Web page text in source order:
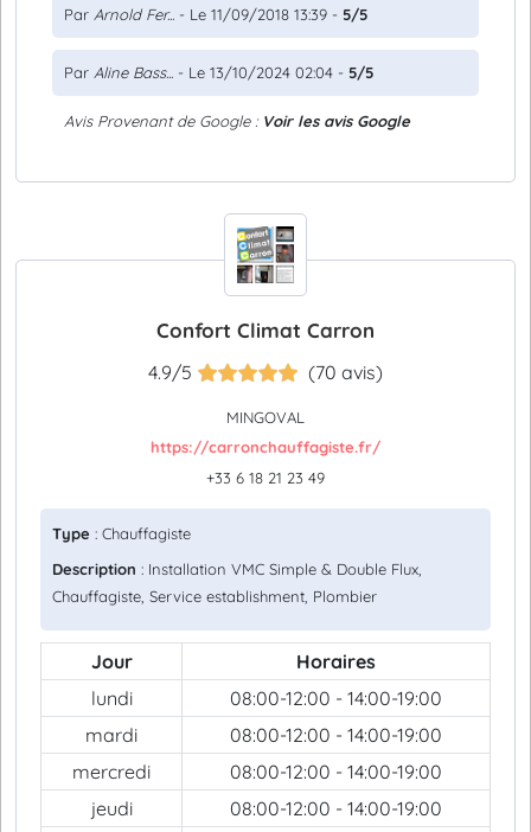
Par Arnold Fer... - Le 11/09/2018 13:39 - 5/5
Par Aline Bass... - Le 13/10/2024 02:04 - 5/5
Avis Provenant de Google : Voir les avis Google
Confort Climat Carron
4.9/5 (70 avis)
MINGOVAL
https://carronchauffagiste.fr/
+33 6 18 21 23 49
Type : Chauffagiste
Description : Installation VMC Simple & Double Flux,
Chauffagiste, Service establishment, Plombier
Jour
Horaires
lundi
08:00-12:00 - 14:00-19:00
mardi
08:00-12:00 - 14:00-19:00
mercredi
08:00-12:00 - 14:00-19:00
jeudi
08:00-12:00 - 14:00-19:00